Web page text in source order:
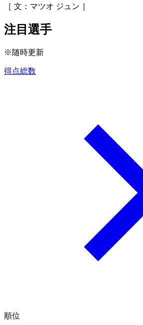
［ 文：マツオ ジュン ］
注目選手
※随時更新
得点総数
順位